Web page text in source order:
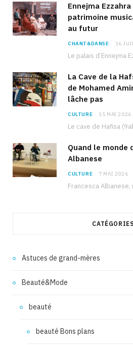
Ennejma Ezzahra
patrimoine
au futur
CHANT&DANSE 16
La Cave de la
de Mohamed
lâche pas
CULTURE 15 MAI 2026
Quand le monde
Albanese
CULTURE 7 MAI 2026
CATÉGORIES
Astuces de grand-mères
Beauté&Mode
beauté
beauté Bons plans